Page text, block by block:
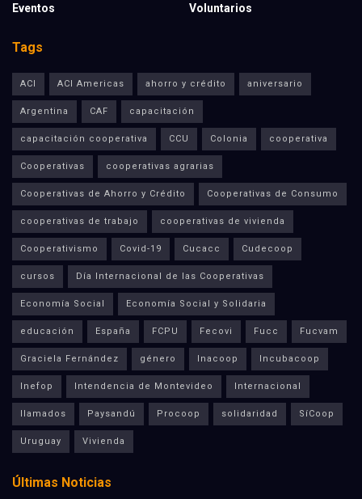
Eventos
Voluntarios
Tags
ACI ACI Americas ahorro y crédito aniversario
Argentina CAF capacitación
capacitación cooperativa CCU Colonia cooperativa
Cooperativas cooperativas agrarias
Cooperativas de Ahorro y Crédito Cooperativas de Consumo
cooperativas de trabajo cooperativas de vivienda
Cooperativismo Covid-19 Cucacc Cudecoop
cursos Día Internacional de las Cooperativas
Economía Social Economía Social y Solidaria
educación España FCPU Fecovi Fucc Fucvam
Graciela Fernández género Inacoop Incubacoop
Inefop Intendencia de Montevideo Internacional
llamados Paysandú Procoop solidaridad SíCoop
Uruguay Vivienda
Últimas Noticias